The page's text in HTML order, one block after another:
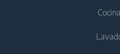
Cocina